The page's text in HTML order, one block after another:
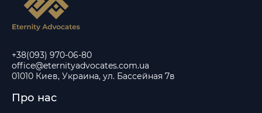
+38(093) 970-06-80
office@eternityadvocates.com.ua
01010 Киев, Украина, ул. Бассейная 7в
Про нас